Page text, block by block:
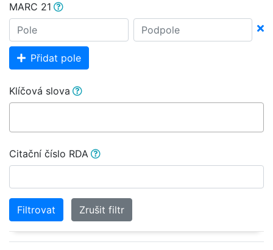
MARC 21
Přidat pole
Klíčová slova
Citační číslo RDA
Filtrovat Zrušit filtr